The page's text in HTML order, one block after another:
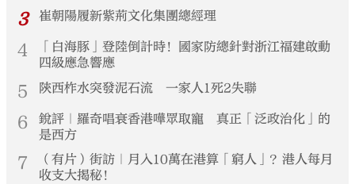
3 崔朝陽履新紫荊文化集團總經理
4
「白海豚」登陸倒計時！國家防總針對浙江福建啟動
四級應急響應
5 陝西柞水突發泥石流 一家人1死2失聯
6
銳評｜羅奇唱衰香港嘩眾取寵 真正「泛政治化」的
是西方
7
（有片）街訪｜月入10萬在港算「窮人」？港人每月
收支大揭秘！